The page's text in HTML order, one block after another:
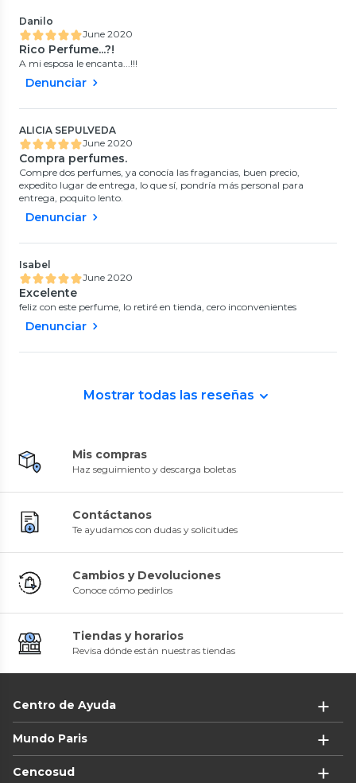
Danilo
June 2020
Rico Perfume...?!
A mi esposa le encanta...!!!
Denunciar
ALICIA SEPULVEDA
June 2020
Compra perfumes.
Compre dos perfumes, ya conocía las fragancias, buen precio,
expedito lugar de entrega, lo que sí, pondría más personal para
entrega, poquito lento.
Denunciar
Isabel
June 2020
Excelente
feliz con este perfume, lo retiré en tienda, cero inconvenientes
Denunciar
Mostrar todas las reseñas
Mis compras
Haz seguimiento y descarga boletas
Contáctanos
Te ayudamos con dudas y solicitudes
Cambios y Devoluciones
Conoce cómo pedirlos
Tiendas y horarios
Revisa dónde están nuestras tiendas
Centro de Ayuda
Mundo Paris
Cencosud